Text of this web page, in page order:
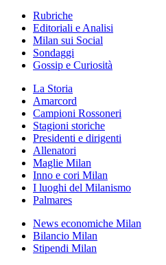
Rubriche
Editoriali e Analisi
Milan sui Social
Sondaggi
Gossip e Curiosità
La Storia
Amarcord
Campioni Rossoneri
Stagioni storiche
Presidenti e dirigenti
Allenatori
Maglie Milan
Inno e cori Milan
I luoghi del Milanismo
Palmares
News economiche Milan
Bilancio Milan
Stipendi Milan